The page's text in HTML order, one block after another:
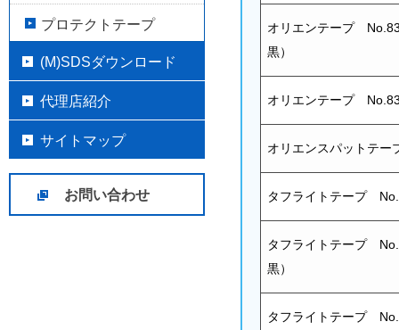
オリエンテープ
黒）
オリエンテープ
オリエンスパットテ
タフライトテープ
タフライトテープ
黒）
タフライトテープ
プロテクトテープ
(M)SDSダウンロード
代理店紹介
サイトマップ
お問い合わせ